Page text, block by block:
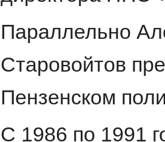
Параллельно
Старовойтов
Пензенском
С 1986 по 1991